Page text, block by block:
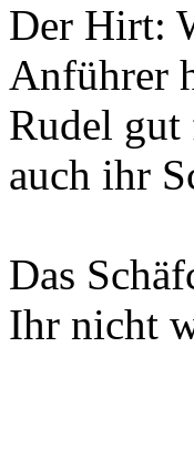
Der Hirt:
Anführer
Rudel gut
auch ihr
Das
Ihr nicht